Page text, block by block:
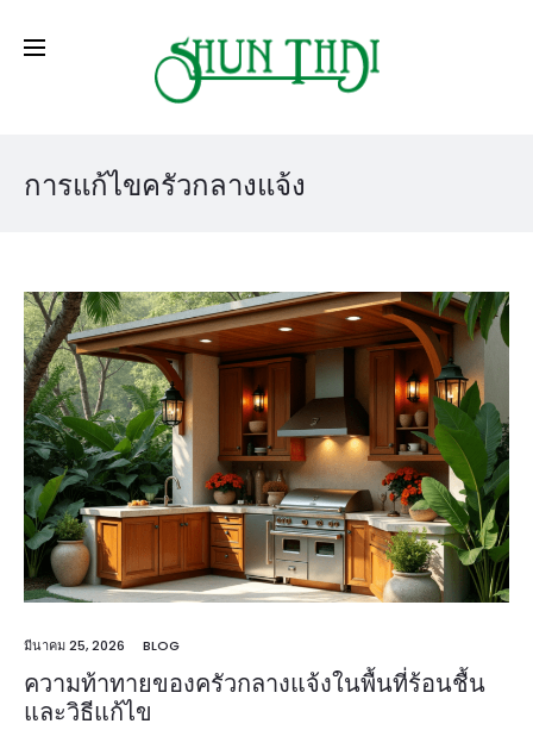
การแก้ไขครัวกลางแจ้ง
มีนาคม 25, 2026 BLOG
ความท้าทายของครัวกลางแจ้งในพื้นที่ร้อนชื้น
และวิธีแก้ไข